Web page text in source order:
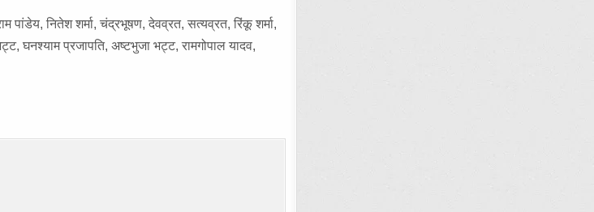
पांडेय, नितेश शर्मा, चंद्रभूषण, देवव्रत, सत्यव्रत, रिंकू शर्मा,
घनश्याम प्रजापति, अष्टभुजा भट्ट, रामगोपाल यादव,